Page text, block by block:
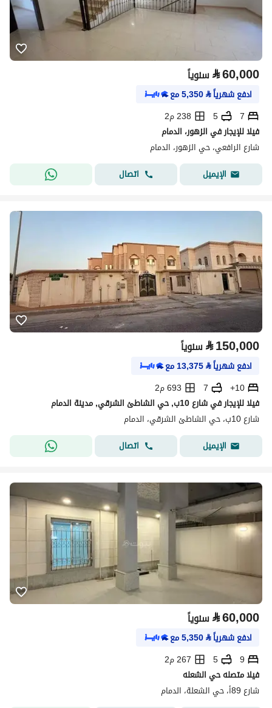
⃁60,000 سنوياً
ادفع شهرياً⃁
5,350مع
7
5
238 م2
فيلا للإيجار في الزهور، الدمام
شارع الرافعي، حي الزهور، الدمام
الإيميل
اتصال
⃁150,000 سنوياً
ادفع شهرياً⃁
13,375مع
10+
7
693 م2
فيلا للإيجار في شارع 10ب, حي الشاطئ الشرقي, مدينة الدمام
شارع 10ب، حي الشاطئ الشرقي، الدمام
الإيميل
اتصال
⃁60,000 سنوياً
ادفع شهرياً⃁
5,350مع
9
5
267 م2
فيلا متصله حي الشعله
شارع 89أ، حي الشعلة، الدمام